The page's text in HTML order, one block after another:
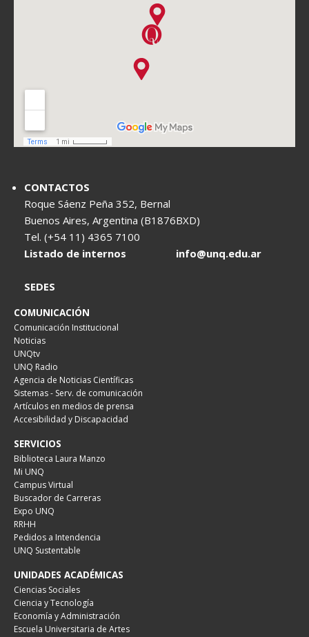
CONTACTOS
Roque Sáenz Peña 352, Bernal
Buenos Aires, Argentina (B1876BXD)
Tel. (+54 11) 4365 7100
Listado de internos
info@unq.edu.ar
SEDES
COMUNICACIÓN
Comunicación Institucional
Noticias
UNQtv
UNQ Radio
Agencia de Noticias Científicas
Sistemas - Serv. de comunicación
Artículos en medios de prensa
Accesibilidad y Discapacidad
SERVICIOS
Biblioteca Laura Manzo
Mi UNQ
Campus Virtual
Buscador de Carreras
Expo UNQ
RRHH
Pedidos a Intendencia
UNQ Sustentable
UNIDADES ACADÉMICAS
Ciencias Sociales
Ciencia y Tecnología
Economía y Administración
Escuela Universitaria de Artes